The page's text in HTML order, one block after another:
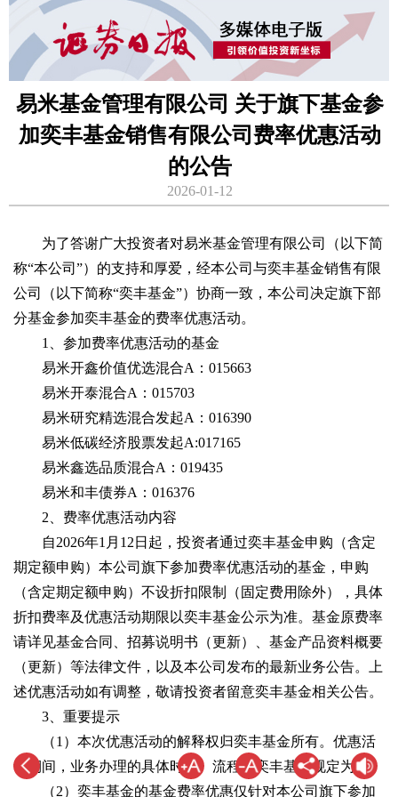
易米基金管理有限公司 关于旗下基金参
加奕丰基金销售有限公司费率优惠活动
的公告
2026-01-12
为了答谢广大投资者对易米基金管理有限公司（以下简
称“本公司”）的支持和厚爱，经本公司与奕丰基金销售有限
公司（以下简称“奕丰基金”）协商一致，本公司决定旗下部
分基金参加奕丰基金的费率优惠活动。
1、参加费率优惠活动的基金
易米开鑫价值优选混合A：015663
易米开泰混合A：015703
易米研究精选混合发起A：016390
易米低碳经济股票发起A:017165
易米鑫选品质混合A：019435
易米和丰债券A：016376
2、费率优惠活动内容
自2026年1月12日起，投资者通过奕丰基金申购（含定
期定额申购）本公司旗下参加费率优惠活动的基金，申购
（含定期定额申购）不设折扣限制（固定费用除外），具体
折扣费率及优惠活动期限以奕丰基金公示为准。基金原费率
请详见基金合同、招募说明书（更新）、基金产品资料概要
（更新）等法律文件，以及本公司发布的最新业务公告。上
述优惠活动如有调整，敬请投资者留意奕丰基金相关公告。
3、重要提示
（1）本次优惠活动的解释权归奕丰基金所有。优惠活
动期间，业务办理的具体时间、流程以奕丰基金规定为准。
（2）奕丰基金的基金费率优惠仅针对本公司旗下参加